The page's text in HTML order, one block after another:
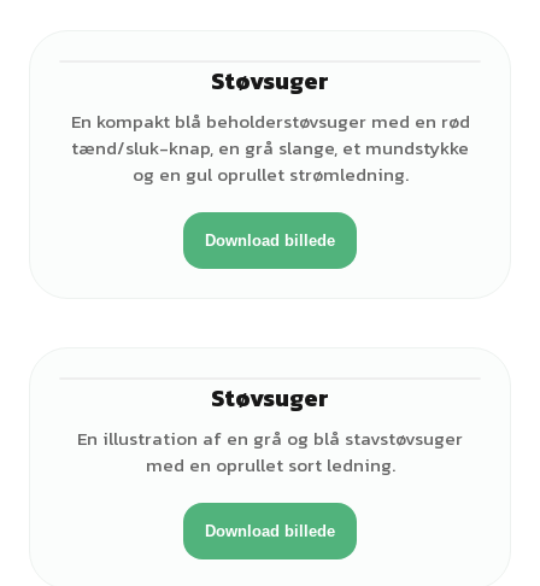
Støvsuger
En kompakt blå beholderstøvsuger med en rød
tænd/sluk-knap, en grå slange, et mundstykke
og en gul oprullet strømledning.
Download billede
Støvsuger
En illustration af en grå og blå stavstøvsuger
med en oprullet sort ledning.
Download billede